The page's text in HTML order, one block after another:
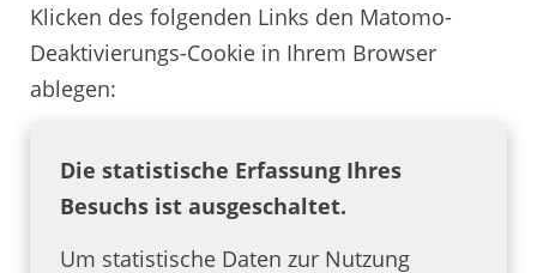
Klicken des folgenden Links den Matomo-
Deaktivierungs-Cookie in Ihrem Browser
ablegen:
Die statistische Erfassung Ihres
Besuchs ist ausgeschaltet.
Um statistische Daten zur Nutzung